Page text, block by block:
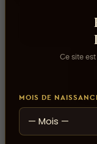
Connectez-
produit ou tout
Ce site
MOIS DE